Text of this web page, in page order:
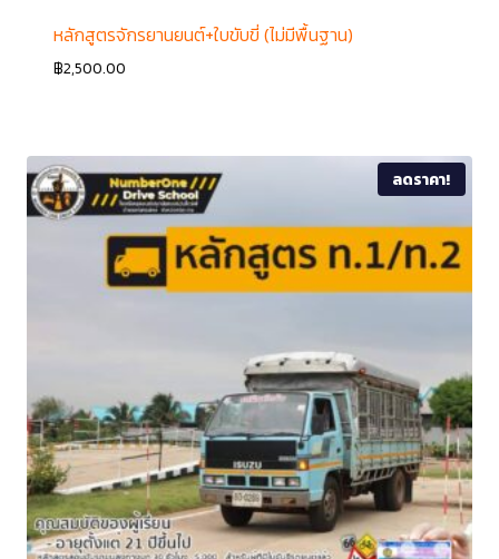
หลักสูตรจักรยานยนต์+ใบขับขี่ (ไม่มีพื้นฐาน)
฿2,500.00
ลดราคา!